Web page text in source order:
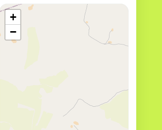
+
−